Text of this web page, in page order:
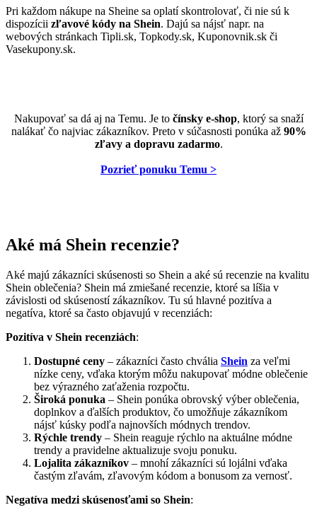
Pri každom nákupe na Sheine sa oplatí skontrolovať, či nie sú k
dispozícii zľavové kódy na Shein. Dajú sa nájsť napr. na
webových stránkach Tipli.sk, Topkody.sk, Kuponovnik.sk či
Vasekupony.sk.
Nakupovať sa dá aj na Temu. Je to čínsky e-shop, ktorý sa snaží
nalákať čo najviac zákazníkov. Preto v súčasnosti ponúka až 90%
zľavy a dopravu zadarmo.
Pozrieť ponuku Temu >
Aké má Shein recenzie?
Aké majú zákazníci skúsenosti so Shein a aké sú recenzie na kvalitu
Shein oblečenia? Shein má zmiešané recenzie, ktoré sa líšia v
závislosti od skúseností zákazníkov. Tu sú hlavné pozitíva a
negatíva, ktoré sa často objavujú v recenziách:
Pozitíva v Shein recenziách:
Dostupné ceny – zákazníci často chvália Shein za veľmi
nízke ceny, vďaka ktorým môžu nakupovať módne oblečenie
bez výrazného zaťaženia rozpočtu.
Široká ponuka – Shein ponúka obrovský výber oblečenia,
doplnkov a ďalších produktov, čo umožňuje zákazníkom
nájsť kúsky podľa najnovších módnych trendov.
Rýchle trendy – Shein reaguje rýchlo na aktuálne módne
trendy a pravidelne aktualizuje svoju ponuku.
Lojalita zákazníkov – mnohí zákazníci sú lojálni vďaka
častým zľavám, zľavovým kódom a bonusom za vernosť.
Negatíva medzi skúsenosťami so Shein: